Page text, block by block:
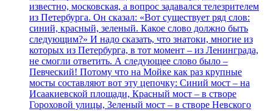
известно, московская, а вопрос задавался телезрителем
из Петербурга. Он сказал: «Вот существует ряд слов:
синий, красный, зеленый. Какое слово должно быть
следующим?» И надо сказать, что знатоки, многие из
которых из Петербурга, в тот момент – из Ленинграда,
не смогли ответить. А следующее слово было –
Певческий! Потому что на Мойке как раз крупные
мосты составляют вот эту цепочку: Синий мост – на
Исаакиевской площади, Красный мост – в створе
Гороховой улицы, Зеленый мост – в створе Невского